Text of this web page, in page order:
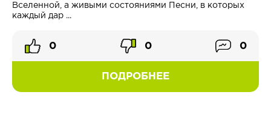
Вселенной, а живыми состояниями Песни, в которых
каждый дар ...
ПОДРОБНЕЕ
0 0 0